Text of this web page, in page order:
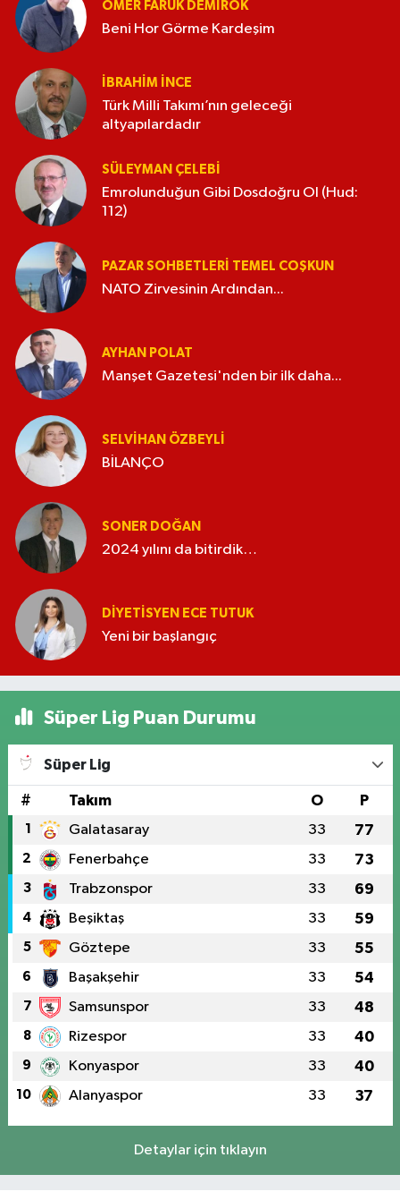
ÖMER FARUK DEMIROK
Beni Hor Görme Kardeşim
İBRAHIM İNCE
Türk Milli Takımı’nın geleceği
altyapılardadır
SÜLEYMAN ÇELEBI
Emrolunduğun Gibi Dosdoğru Ol (Hud:
112)
PAZAR SOHBETLERI TEMEL COŞKUN
NATO Zirvesinin Ardından...
AYHAN POLAT
Manşet Gazetesi'nden bir ilk daha...
SELVIHAN ÖZBEYLI
BİLANÇO
SONER DOĞAN
2024 yılını da bitirdik…
DIYETISYEN ECE TUTUK
Yeni bir başlangıç
Süper Lig Puan Durumu
Süper Lig
# Takım O P
1 Galatasaray 33 77
2 Fenerbahçe 33 73
3 Trabzonspor 33 69
4 Beşiktaş 33 59
5 Göztepe 33 55
6 Başakşehir 33 54
7 Samsunspor 33 48
8 Rizespor 33 40
9 Konyaspor 33 40
10 Alanyaspor 33 37
Detaylar için tıklayın